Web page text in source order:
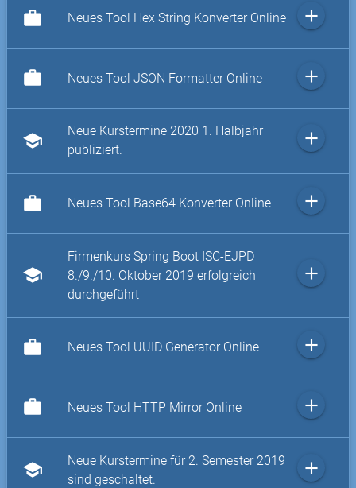
work Neues Tool Hex String Konverter Online add
work Neues Tool JSON Formatter Online add
school
Neue Kurstermine 2020 1. Halbjahr
publiziert.
add
work Neues Tool Base64 Konverter Online add
school
Firmenkurs Spring Boot ISC-EJPD
8./9./10. Oktober 2019 erfolgreich
durchgeführt
add
work Neues Tool UUID Generator Online add
work Neues Tool HTTP Mirror Online add
school
Neue Kurstermine für 2. Semester 2019
sind geschaltet.
add